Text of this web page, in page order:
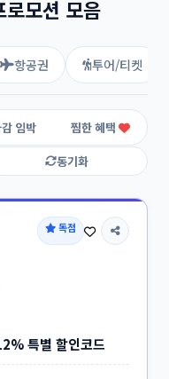
모션 모음
항공권 투어/티켓
임박
찜한 혜택
동기화
독점
특별 할인코드